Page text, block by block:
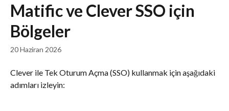
Matific ve Clever SSO için
Bölgeler
20 Haziran 2026
Clever ile Tek Oturum Açma (SSO) kullanmak için aşağıdaki
adımları izleyin: